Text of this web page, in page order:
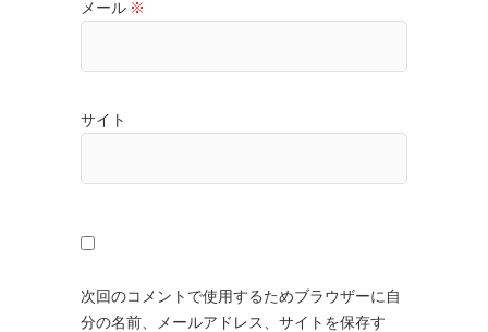
メール ※
サイト
次回のコメントで使用するためブラウザーに自
分の名前、メールアドレス、サイトを保存す